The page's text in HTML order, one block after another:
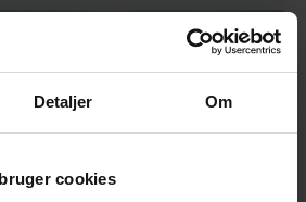
Detaljer Om
cookies